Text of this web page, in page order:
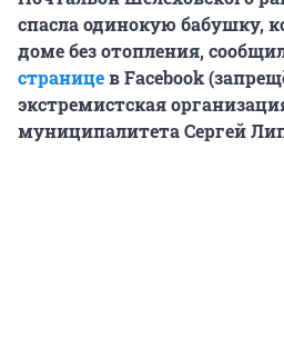
спасла одинокую бабушку,
доме без отопления,
страницев Facebook
экстремистская
муниципалитета Сергей